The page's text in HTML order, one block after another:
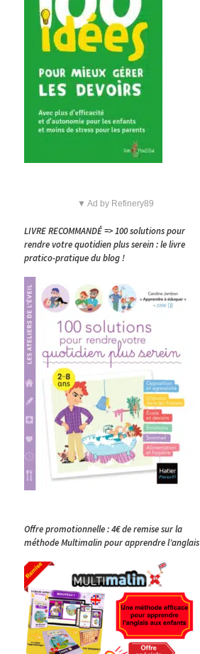
▼ Ad by Refinery89
LIVRE RECOMMANDÉ => 100 solutions pour
rendre votre quotidien plus serein : le livre
pratico-pratique du blog !
Offre promotionnelle : 4€ de remise sur la
méthode Multimalin pour apprendre l’anglais